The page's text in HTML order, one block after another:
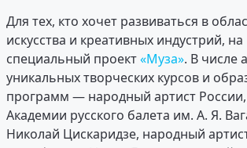
Для тех, кто хочет развиваться в
искусства и креативных индустрий,
специальный проект«Муза». В числе
уникальных творческих курсов и
программ — народный артист
Академии русского балета им. А. Я.
Николай Цискаридзе, народный